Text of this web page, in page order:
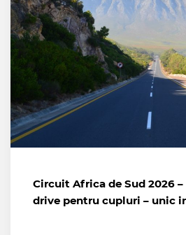
Circuit Africa de Sud 2026
drive pentru cupluri – unic